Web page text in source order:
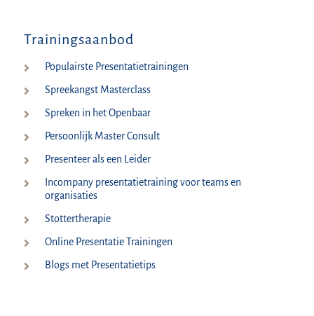
Trainingsaanbod
Populairste Presentatietrainingen
Spreekangst Masterclass
Spreken in het Openbaar
Persoonlijk Master Consult
Presenteer als een Leider
Incompany presentatietraining voor teams en
organisaties
Stottertherapie
Online Presentatie Trainingen
Blogs met Presentatietips